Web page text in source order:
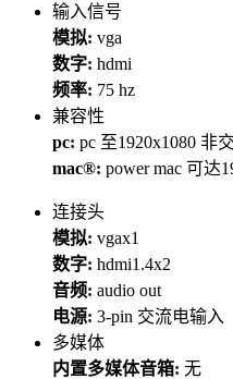
输入信号
模拟: vga
数字: hdmi
频率: 75 hz
兼容性
pc: pc 至1920x1080 非
mac®: power mac 可达
连接头
模拟: vgax1
数字: hdmi1.4x2
音频: audio out
电源: 3-pin 交流电输入
多媒体
内置多媒体音箱: 无